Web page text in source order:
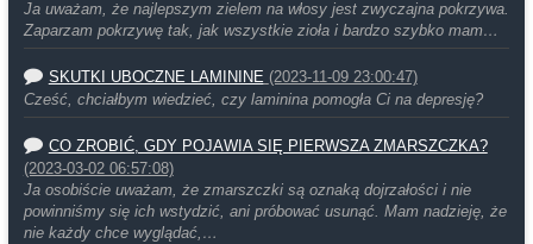
Ja uważam, że najlepszym zielem na włosy jest zwyczajna pokrzywa.
Zaparzam pokrzywę tak, jak wszystkie zioła i bardzo szybko mam…
SKUTKI UBOCZNE LAMININE (2023-11-09 23:00:47)
Cześć, chciałbym wiedzieć, czy laminina pomogła Ci na depresję?
CO ZROBIĆ, GDY POJAWIA SIĘ PIERWSZA ZMARSZCZKA?
(2023-03-02 06:57:08)
Ja osobiście uważam, że zmarszczki są oznaką dojrzałości i nie
powinniśmy się ich wstydzić, ani próbować usunąć. Mam nadzieję, że
nie każdy chce wyglądać,…